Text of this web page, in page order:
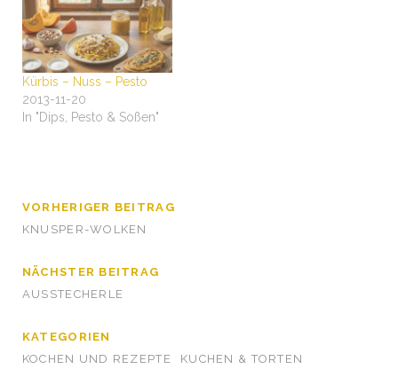
Kürbis – Nuss – Pesto
2013-11-20
In "Dips, Pesto & Soßen"
VORHERIGER BEITRAG
KNUSPER-WOLKEN
NÄCHSTER BEITRAG
AUSSTECHERLE
KATEGORIEN
KOCHEN UND REZEPTE
KUCHEN & TORTEN